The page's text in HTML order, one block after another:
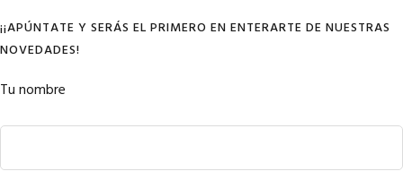
¡¡APÚNTATE Y SERÁS EL PRIMERO EN ENTERARTE DE NUESTRAS
NOVEDADES!
Tu nombre